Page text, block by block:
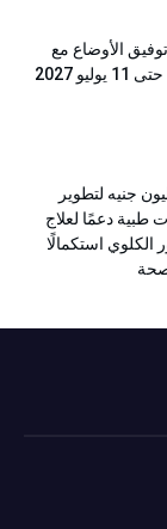
توفيق الأوضاع مع
قانون التأمين الموحد لمدة عام حتى 11 يوليو 2027
يضخ أكثر من 100 مليون جنيه لتطوير
طبية دعمًا لعلاج
الكلوي استكمالًا